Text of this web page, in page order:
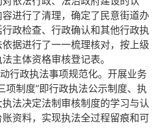
进行了清理，确定了民意街道办
政检查、行政确认和其他行政执
据进行了一一梳理核对，按上级
主体资格审核登记表。
行政执法事项规范化。开展业务
项制度”即行政执法公示制度、执
法决定法制审核制度的学习与认
资料，实现执法全过程留痕和可